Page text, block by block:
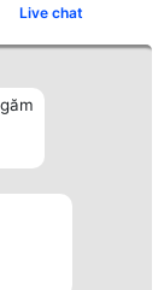
Live chat